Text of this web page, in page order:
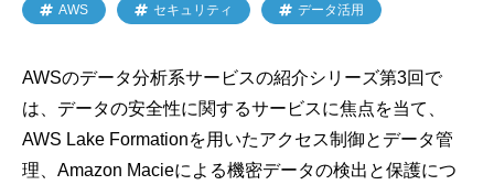
AWS セキュリティ データ活用
AWSのデータ分析系サービスの紹介シリーズ第3回で
は、データの安全性に関するサービスに焦点を当て、
AWS Lake Formationを用いたアクセス制御とデータ管
理、Amazon Macieによる機密データの検出と保護につ